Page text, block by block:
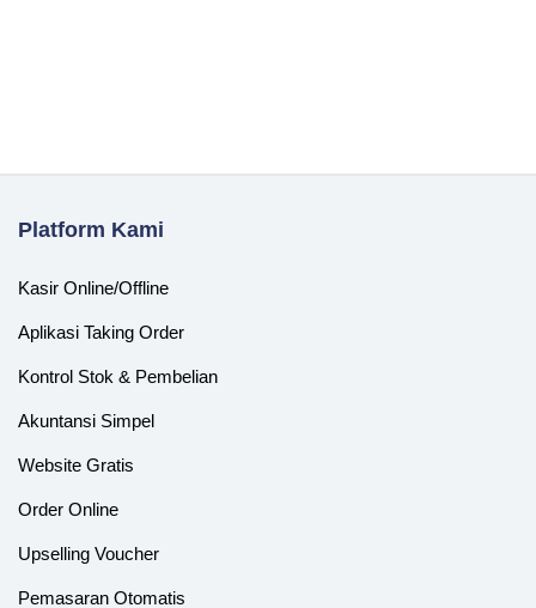
Platform Kami
Kasir Online/Offline
Aplikasi Taking Order
Kontrol Stok & Pembelian
Akuntansi Simpel
Website Gratis
Order Online
Upselling Voucher
Pemasaran Otomatis